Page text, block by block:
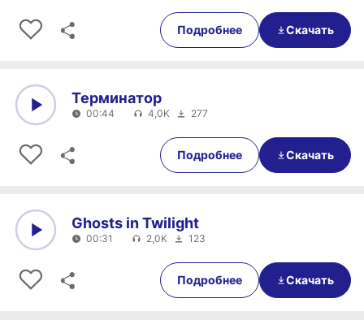
00:21
Подробнее Скачать
00:44
Терминатор
00:44 4,0K 277
Подробнее Скачать
00:31
Ghosts in Twilight
00:31 2,0K 123
Подробнее Скачать